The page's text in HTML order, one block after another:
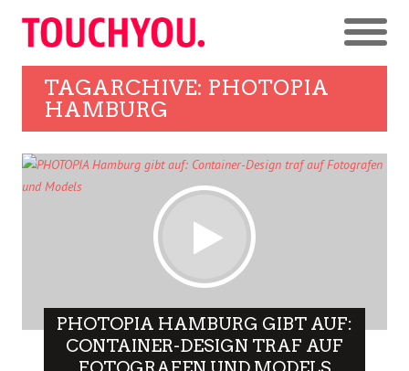
TAGARCHIVE: PHOTOPIA
HAMBURG
PHOTOPIA HAMBURG GIBT AUF:
CONTAINER-DESIGN TRAF AUF